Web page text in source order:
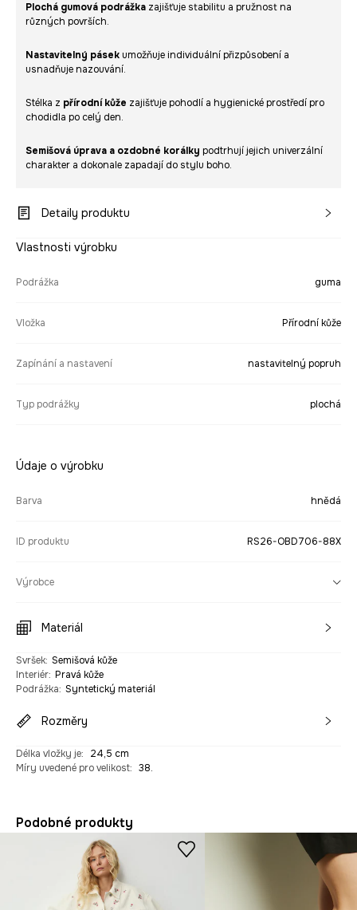
Plochá gumová podrážka zajišťuje stabilitu a pružnost na
různých površích.
Nastavitelný pásek umožňuje individuální přizpůsobení a
usnadňuje nazouvání.
Stélka z přírodní kůže zajišťuje pohodlí a hygienické prostředí pro
chodidla po celý den.
Semišová úprava a ozdobné korálky podtrhují jejich univerzální
charakter a dokonale zapadají do stylu boho.
Detaily produktu
Vlastnosti výrobku
Podrážka guma
Vložka Přírodní kůže
Zapínání a nastavení nastavitelný popruh
Typ podrážky plochá
Údaje o výrobku
Barva hnědá
ID produktu RS26-OBD706-88X
Výrobce
Materiál
Svršek: Semišová kůže
Interiér: Pravá kůže
Podrážka: Syntetický materiál
Rozměry
Délka vložky je:
24,5 cm
Míry uvedené pro velikost: 38.
Podobné produkty